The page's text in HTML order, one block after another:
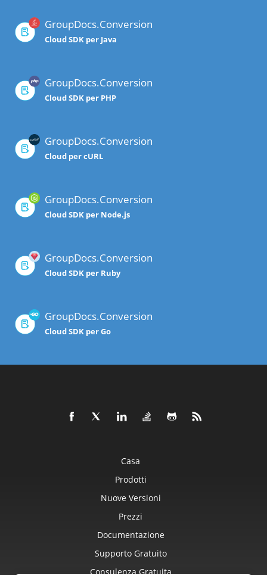
GroupDocs.Conversion
Cloud SDK per Java
GroupDocs.Conversion
Cloud SDK per PHP
GroupDocs.Conversion
Cloud per cURL
GroupDocs.Conversion
Cloud SDK per Node.js
GroupDocs.Conversion
Cloud SDK per Ruby
GroupDocs.Conversion
Cloud SDK per Go
Casa
Prodotti
Nuove Versioni
Prezzi
Documentazione
Supporto Gratuito
Consulenza Gratuita